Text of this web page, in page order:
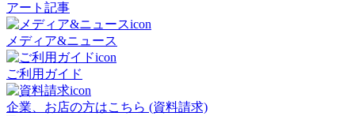
アート記事
メディア&ニュース
ご利用ガイド
企業、お店の方はこちら (資料請求)